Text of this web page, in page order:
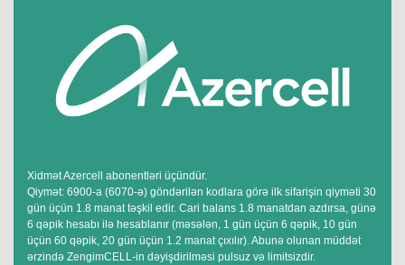
Xidmət Azercell abonentləri üçündür.
Qiymət: 6900-a (6070-ə) göndərilən kodlara görə ilk sifarişin qiyməti 30
gün üçün 1.8 manat təşkil edir. Cari balans 1.8 manatdan azdırsa, günə
6 qəpik hesabı ilə hesablanır (məsələn, 1 gün üçün 6 qəpik, 10 gün
üçün 60 qəpik, 20 gün üçün 1.2 manat çıxılır). Abunə olunan müddət
ərzində ZengimCELL-in dəyişdirilməsi pulsuz və limitsizdir.